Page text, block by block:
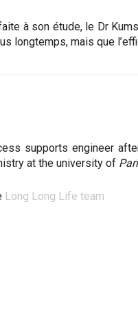
à son étude, le Dr
longtemps, mais que
supports engineer
at the university of
Long Long Life team